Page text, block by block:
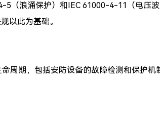
（浪涌保护）和IEC 61000-4-11（电压
以此为基础。
周期，包括安防设备的故障检测和保护